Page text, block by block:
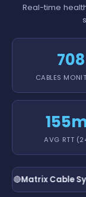
Real-time
708
CABLES
AVG RTT
🔴Matrix Cable